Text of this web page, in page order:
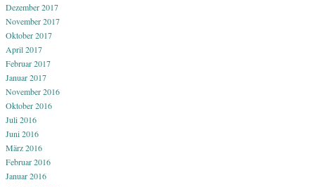
Dezember 2017
November 2017
Oktober 2017
April 2017
Februar 2017
Januar 2017
November 2016
Oktober 2016
Juli 2016
Juni 2016
März 2016
Februar 2016
Januar 2016